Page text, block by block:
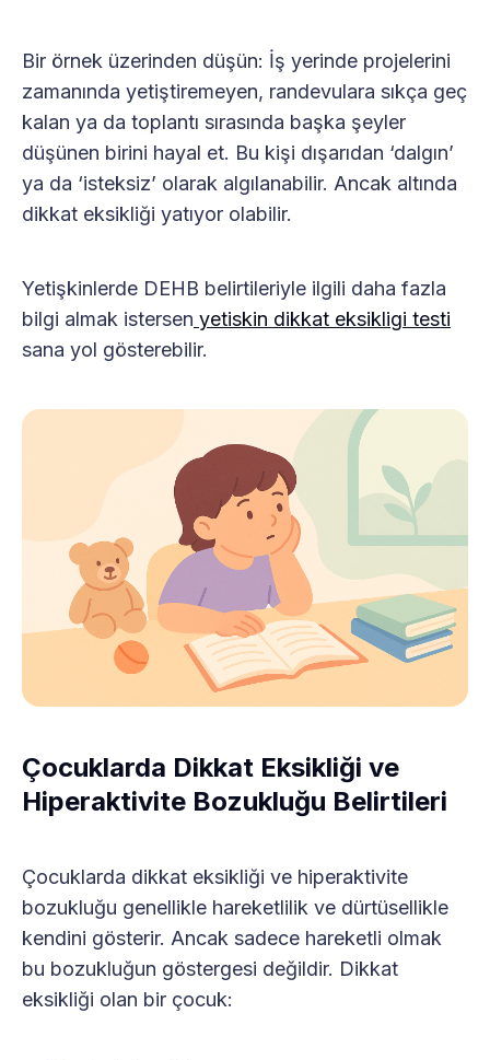
Bir örnek üzerinden düşün: İş yerinde projelerini
zamanında yetiştiremeyen, randevulara sıkça geç
kalan ya da toplantı sırasında başka şeyler
düşünen birini hayal et. Bu kişi dışarıdan ‘dalgın’
ya da ‘isteksiz’ olarak algılanabilir. Ancak altında
dikkat eksikliği yatıyor olabilir.
Yetişkinlerde DEHB belirtileriyle ilgili daha fazla
bilgi almak istersen yetiskin dikkat eksikligi testi
sana yol gösterebilir.
Çocuklarda Dikkat Eksikliği ve
Hiperaktivite Bozukluğu Belirtileri
Çocuklarda dikkat eksikliği ve hiperaktivite
bozukluğu genellikle hareketlilik ve dürtüsellikle
kendini gösterir. Ancak sadece hareketli olmak
bu bozukluğun göstergesi değildir. Dikkat
eksikliği olan bir çocuk: